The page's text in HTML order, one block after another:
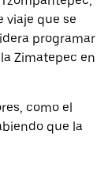
viaje que se
programar
Zimatepec en
como el
que la